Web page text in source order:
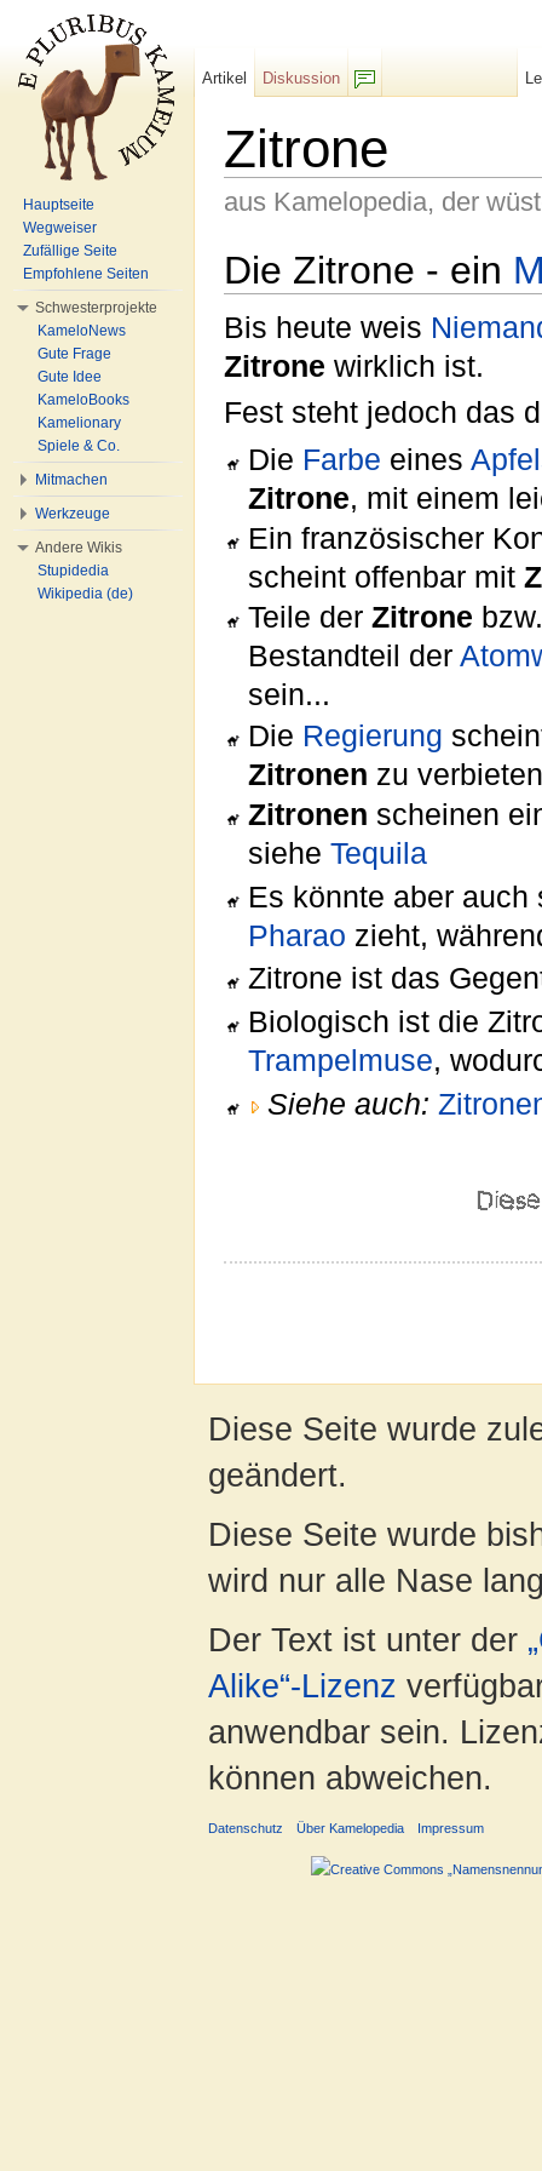
Zitrone
aus Kamelopedia, der
Die Zitrone - ein
Bis heute weis
Zitrone wirklich ist.
Fest steht jedoch das
Die Farbe eines
Zitrone, mit einem
Ein französischer
scheint offenbar mit
Teile derZitrone
Bestandteil der
sein...
Die Regierung
Zitronen zu
Zitronen scheinen
sieheTequila
Es könnte aber
Pharao zieht,
Zitrone ist das
Biologisch ist die
Trampelmuse,
Siehe auch:
Artikel
Diskussion
Hauptseite
Wegweiser
Zufällige Seite
Empfohlene Seiten
Schwesterprojekte
KameloNews
Gute Frage
Gute Idee
KameloBooks
Kamelionary
Spiele & Co.
Mitmachen
Werkzeuge
Andere Wikis
Stupidedia
Wikipedia (de)
Diese Seite wurde
geändert.
Diese Seite wurde
wird nur alle Nase
Der Text ist unter der
Alike“-Lizenz
anwendbar sein.
können abweichen.
Datenschutz Über Kamelopedia Impressum